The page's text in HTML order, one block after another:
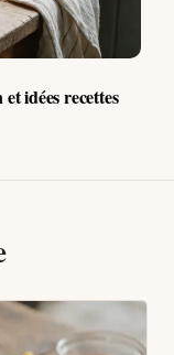
idées recettes